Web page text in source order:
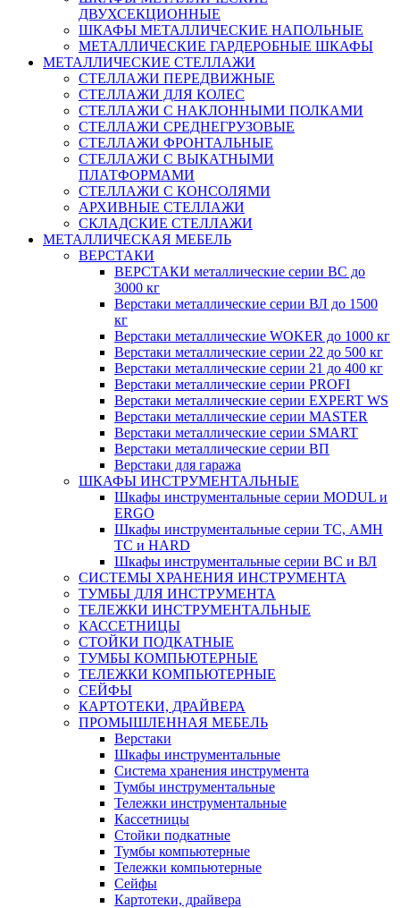
ДВУХСЕКЦИОННЫЕ
ШКАФЫ МЕТАЛЛИЧЕСКИЕ НАПОЛЬНЫЕ
МЕТАЛЛИЧЕСКИЕ ГАРДЕРОБНЫЕ ШКАФЫ
МЕТАЛЛИЧЕСКИЕ СТЕЛЛАЖИ
СТЕЛЛАЖИ ПЕРЕДВИЖНЫЕ
СТЕЛЛАЖИ ДЛЯ КОЛЕС
СТЕЛЛАЖИ С НАКЛОННЫМИ ПОЛКАМИ
СТЕЛЛАЖИ СРЕДНЕГРУЗОВЫЕ
СТЕЛЛАЖИ ФРОНТАЛЬНЫЕ
СТЕЛЛАЖИ С ВЫКАТНЫМИ
ПЛАТФОРМАМИ
СТЕЛЛАЖИ С КОНСОЛЯМИ
АРХИВНЫЕ СТЕЛЛАЖИ
СКЛАДСКИЕ СТЕЛЛАЖИ
МЕТАЛЛИЧЕСКАЯ МЕБЕЛЬ
ВЕРСТАКИ
ВЕРСТАКИ металлические серии ВС до
3000 кг
Верстаки металлические серии ВЛ до 1500
кг
Верстаки металлические WOKER до 1000 кг
Верстаки металлические серии 22 до 500 кг
Верстаки металлические серии 21 до 400 кг
Верстаки металлические серии PROFI
Верстаки металлические серии EXPERT WS
Верстаки металлические серии MASTER
Верстаки металлические серии SMART
Верстаки металлические серии ВП
Верстаки для гаража
ШКАФЫ ИНСТРУМЕНТАЛЬНЫЕ
Шкафы инструментальные серии MODUL и
ERGO
Шкафы инструментальные серии ТС, АМН
ТС и HARD
Шкафы инструментальные серии ВС и ВЛ
СИСТЕМЫ ХРАНЕНИЯ ИНСТРУМЕНТА
ТУМБЫ ДЛЯ ИНСТРУМЕНТА
ТЕЛЕЖКИ ИНСТРУМЕНТАЛЬНЫЕ
КАССЕТНИЦЫ
СТОЙКИ ПОДКАТНЫЕ
ТУМБЫ КОМПЬЮТЕРНЫЕ
ТЕЛЕЖКИ КОМПЬЮТЕРНЫЕ
СЕЙФЫ
КАРТОТЕКИ, ДРАЙВЕРА
ПРОМЫШЛЕННАЯ МЕБЕЛЬ
Верстаки
Шкафы инструментальные
Система хранения инструмента
Тумбы инструментальные
Тележки инструментальные
Кассетницы
Стойки подкатные
Тумбы компьютерные
Тележки компьютерные
Сейфы
Картотеки, драйвера